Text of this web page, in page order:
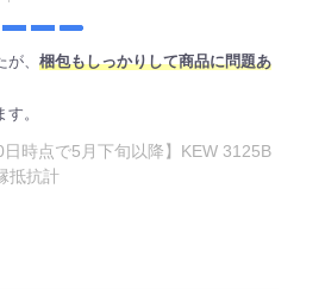
、 梱包もしっかりして商品に問題あ
。
日時点で5月下旬以降】KEW 3125B
抵抗計